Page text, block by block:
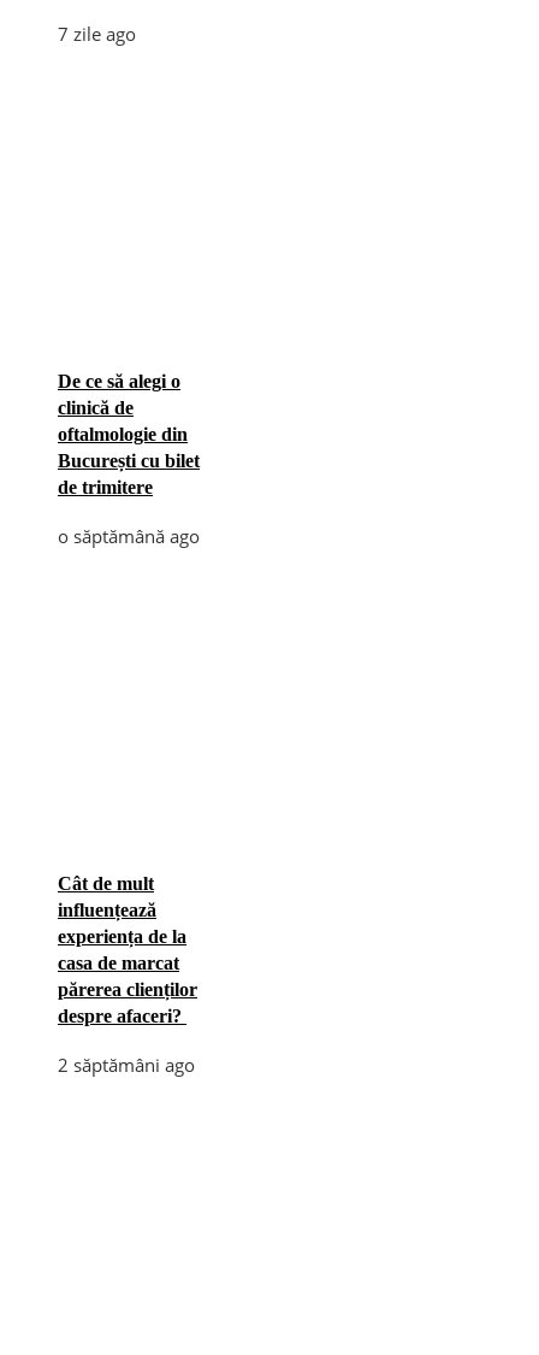
7 zile ago
De ce să alegi o
clinică de
oftalmologie din
București cu bilet
de trimitere
o săptămână ago
Cât de mult
influențează
experiența de la
casa de marcat
părerea clienților
despre afaceri?
2 săptămâni ago